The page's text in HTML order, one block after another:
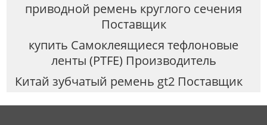
приводной ремень круглого сечения
Поставщик
купить Самоклеящиеся тефлоновые
ленты (PTFE) Производитель
Китай зубчатый ремень gt2 Поставщик